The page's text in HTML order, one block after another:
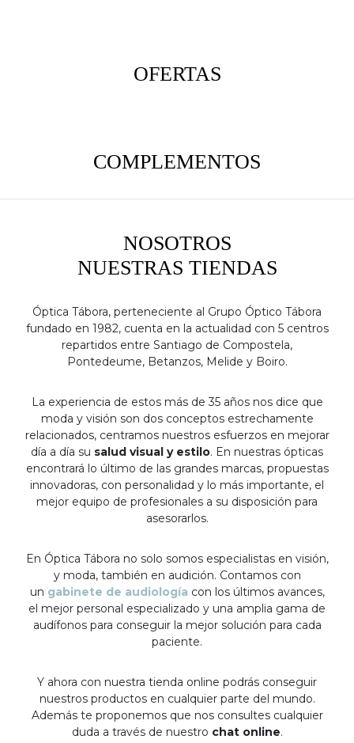
OFERTAS
COMPLEMENTOS
NOSOTROS
NUESTRAS TIENDAS
Óptica Tábora, perteneciente al Grupo Óptico Tábora
fundado en 1982, cuenta en la actualidad con 5 centros
repartidos entre Santiago de Compostela,
Pontedeume, Betanzos, Melide y Boiro.
La experiencia de estos más de 35 años nos dice que
moda y visión son dos conceptos estrechamente
relacionados, centramos nuestros esfuerzos en mejorar
día a día su salud visual y estilo. En nuestras ópticas
encontrará lo último de las grandes marcas, propuestas
innovadoras, con personalidad y lo más importante, el
mejor equipo de profesionales a su disposición para
asesorarlos.
En Óptica Tábora no solo somos especialistas en visión,
y moda, también en audición. Contamos con
un gabinete de audiología con los últimos avances,
el mejor personal especializado y una amplia gama de
audífonos para conseguir la mejor solución para cada
paciente.
Y ahora con nuestra tienda online podrás conseguir
nuestros productos en cualquier parte del mundo.
Además te proponemos que nos consultes cualquier
duda a través de nuestro chat online.